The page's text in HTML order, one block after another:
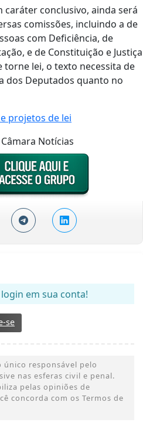
conclusivo, ainda será
comissões, incluindo a de
com Deficiência, de
e de Constituição e Justiça
torne lei, o texto necessita de
dos Deputados quanto no
projetos de lei
Notícias
em sua conta!
se
responsável pelo
nas esferas civil e penal.
pelas opiniões de
concorda com os Termos de